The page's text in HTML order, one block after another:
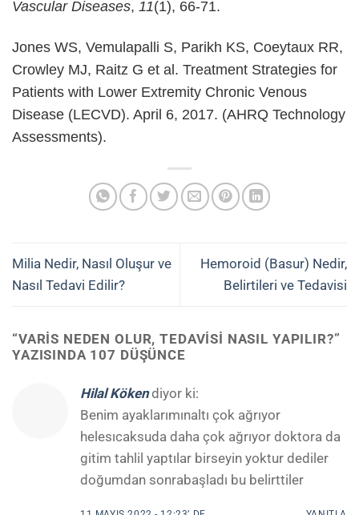
Vascular Diseases, 11(1), 66-71.
Jones WS, Vemulapalli S, Parikh KS, Coeytaux RR,
Crowley MJ, Raitz G et al. Treatment Strategies for
Patients with Lower Extremity Chronic Venous
Disease (LECVD). April 6, 2017. (AHRQ Technology
Assessments).
Milia Nedir, Nasıl Oluşur ve
Nasıl Tedavi Edilir?
Hemoroid (Basur) Nedir,
Belirtileri ve Tedavisi
“VARIS NEDEN OLUR, TEDAVISI NASIL YAPILIR?”
YAZISINDA 107 DÜŞÜNCE
Hilal Köken diyor ki:
Benim ayaklarımınaltı çok ağrıyor
helesıcaksuda daha çok ağrıyor doktora da
gitim tahlil yaptılar birseyin yoktur dediler
doğumdan sonrabaşladı bu belirttiler